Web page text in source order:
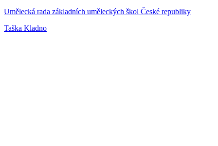
Umělecká rada základních uměleckých škol České republiky
Taška Kladno